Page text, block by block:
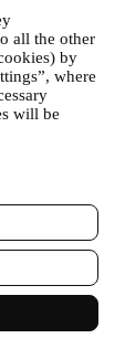
all the other
by
where
will be
grupy Le
działającą w
4 ,
w Paseo
o umowę o
i
a także
do
dotyczą.
celów: